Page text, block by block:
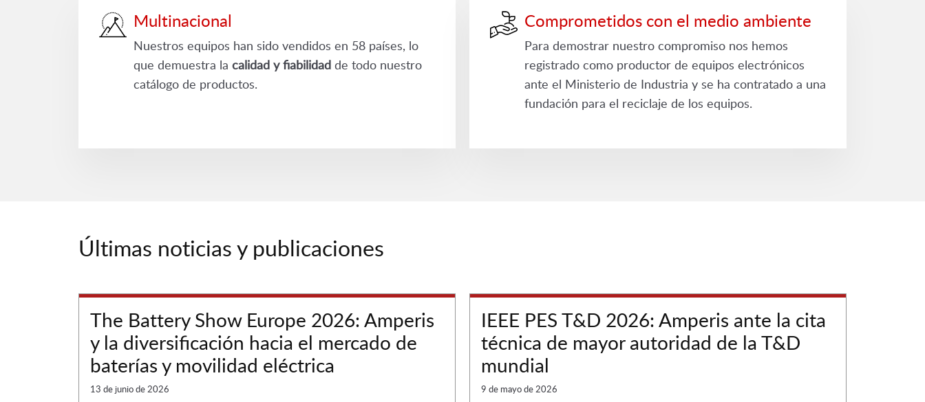
Multinacional
Nuestros equipos han sido vendidos en 58 países, lo
que demuestra la calidad y fiabilidad de todo nuestro
catálogo de productos.
Comprometidos con el medio ambiente
Para demostrar nuestro compromiso nos hemos
registrado como productor de equipos electrónicos
ante el Ministerio de Industria y se ha contratado a una
fundación para el reciclaje de los equipos.
Últimas noticias y publicaciones
The Battery Show Europe 2026: Amperis
y la diversificación hacia el mercado de
baterías y movilidad eléctrica
13 de junio de 2026
IEEE PES T&D 2026: Amperis ante la cita
técnica de mayor autoridad de la T&D
mundial
9 de mayo de 2026